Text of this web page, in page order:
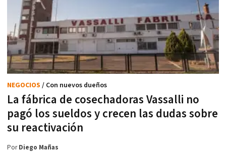
La fábrica de cosechadoras Vassalli no
pagó los sueldos y crecen las dudas sobre
su reactivación
NEGOCIOS / Con nuevos dueños
PorDiego Mañas